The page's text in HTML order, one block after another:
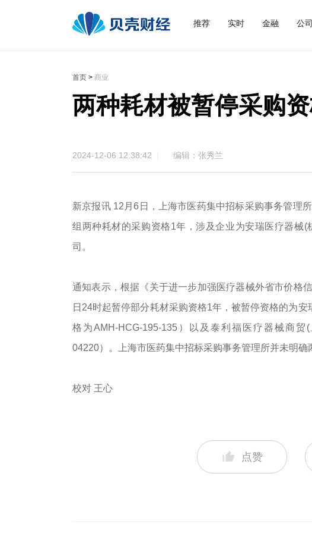
推荐 实时 金融 公司
首页 > 商业
两种耗材被暂停采购
2024-12-06 12:38:42 编辑：张秀兰
新京报讯 12月6日，上海市医药集中招标采购事务管理
组两种耗材的采购资格1年，涉及企业为安瑞医疗器械
司。
通知表示，根据《关于进一步加强医疗器械外省市价格
日24时起暂停部分耗材采购资格1年，被暂停资格的为
格为AMH-HCG-195-135）以及泰利福医疗器械商
04220）。上海市医药集中招标采购事务管理所并未明确
校对 王心
点赞